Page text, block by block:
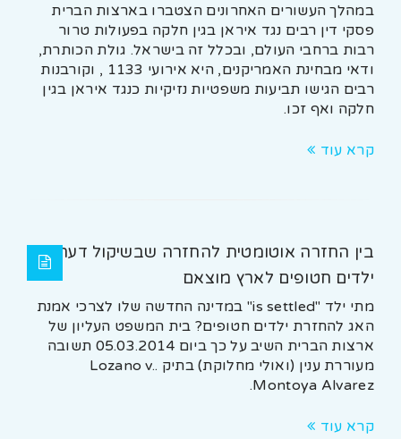
במהלך העשורים האחרונים הצטברו בארצות הברית
פסקי דין רבים נגד איראן בגין חלקה בפעולות טרור
רבות ברחבי העולם, ובכלל זה בישראל. גולת הכותרת,
ודאי מבחינת האמריקנים, היא אירועי 1133 , וקורבנות
רבים הגישו תביעות משפטיות נזיקיות כנגד איראן בגין
חלקה ואף זכו.
קרא עוד
בין החזרה אוטומטית להחזרה שבשיקול דעת של
ילדים חטופים לארץ מוצאם
מתי ילד "is settled" במדינה החדשה שלו לצרכי אמנת
האג להחזרת ילדים חטופים? בית המשפט העליון של
ארצות הברית השיב על כך ביום 05.03.2014 תשובה
מעוררת ענין (ואולי מחלוקת) בתיק .Lozano v.
Montoya Alvarez.
קרא עוד